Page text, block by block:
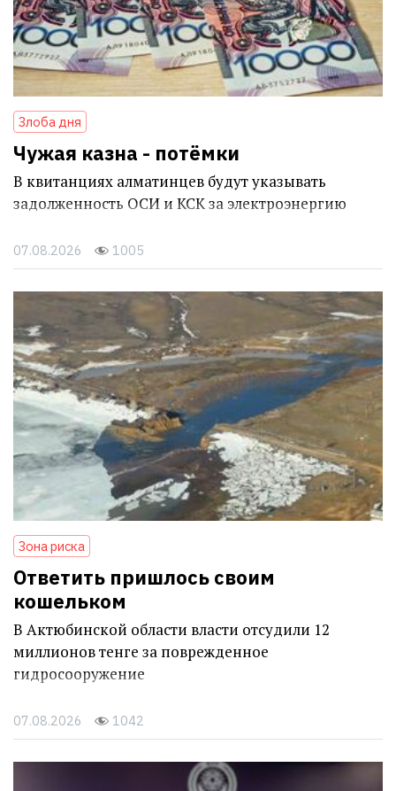
Злоба дня
Чужая казна - потёмки
В квитанциях алматинцев будут указывать
задолженность ОСИ и КСК за электроэнергию
07.08.2026 1005
Зона риска
Ответить пришлось своим
кошельком
В Актюбинской области власти отсудили 12
миллионов тенге за поврежденное
гидросооружение
07.08.2026 1042